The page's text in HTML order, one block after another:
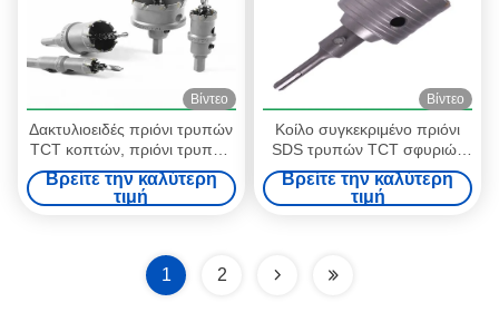
Βίντεο
Δακτυλιοειδές πριόνι τρυπών
TCT κοπτών, πριόνι τρυπών
ανοξείδωτου για το σκληρό
χάλυβα
Βρείτε την καλύτερη
τιμή
Βίντεο
Κοίλο συγκεκριμένο πριόνι
SDS τρυπών TCT σφυριών
συν με το νήμα κομματιών
τρυπανιών πυρήνων M22
Βρείτε την καλύτερη
τιμή
1 2